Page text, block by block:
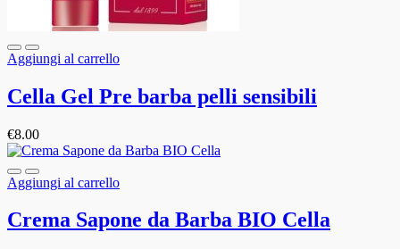
Aggiungi al carrello
Cella Gel Pre barba pelli sensibili
€8.00
Aggiungi al carrello
Crema Sapone da Barba BIO Cella